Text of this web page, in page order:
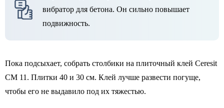
вибратор для бетона. Он сильно повышает
подвижность.
Пока подсыхает, собрать столбики на плиточный клей Ceresit
CM 11. Плитки 40 и 30 см. Клей лучше развести погуще,
чтобы его не выдавило под их тяжестью.